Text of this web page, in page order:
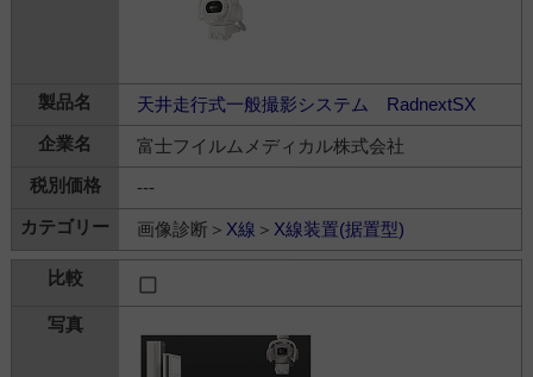
天井走行式一般撮影システム RadnextSX
富士フイルムメディカル株式会社
---
画像診断＞ X線 ＞ X線装置(据置型)